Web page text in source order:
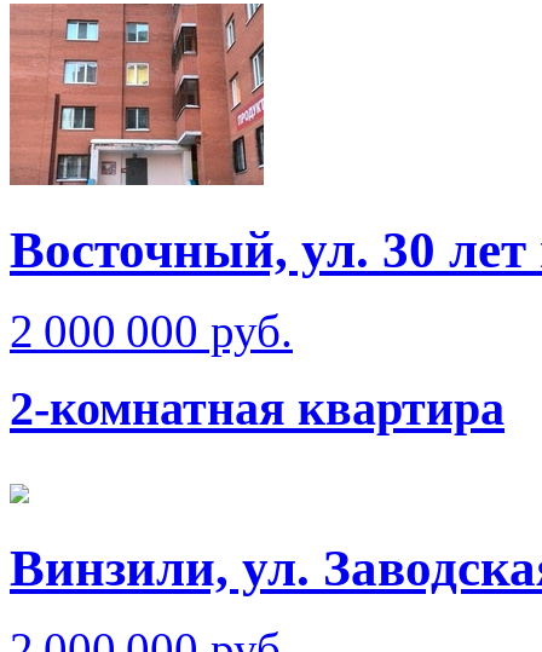
Восточный, ул. 30
2 000 000 руб.
2-комнатная квартира
Винзили, ул.